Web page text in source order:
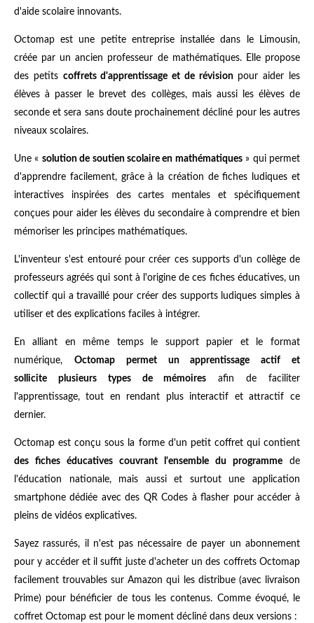
d'aide scolaire innovants.
Octomap est une petite entreprise installée dans le Limousin,
créée par un ancien professeur de mathématiques. Elle propose
des petits coffrets d'apprentissage et de révisionpour aider les
élèves à passer le brevet des collèges, mais aussi les élèves de
seconde et sera sans doute prochainement décliné pour les autres
niveaux scolaires.
Une « solution de soutien scolaire en mathématiques» qui permet
d'apprendre facilement, grâce à la création de fiches ludiques et
interactives inspirées des cartes mentales et spécifiquement
conçues pour aider les élèves du secondaire à comprendre et bien
mémoriser les principes mathématiques.
L'inventeur s'est entouré pour créer ces supports d'un collège de
professeurs agréés qui sont à l'origine de ces fiches éducatives, un
collectif qui a travaillé pour créer des supports ludiques simples à
utiliser et des explications faciles à intégrer.
En alliant en même temps le support papier et le format
numérique, Octomap permet un apprentissage actif et
sollicite plusieurs types de mémoires afin de faciliter
l'apprentissage, tout en rendant plus interactif et attractif ce
dernier.
Octomap est conçu sous la forme d'un petit coffret qui contient
des fiches éducatives couvrant l'ensemble du programme de
l'éducation nationale, mais aussi et surtout une application
smartphone dédiée avec des QR Codes à flasher pour accéder à
pleins de vidéos explicatives.
Sayez rassurés, il n'est pas nécessaire de payer un abonnement
pour y accéder et il suffit juste d'acheter un des coffrets Octomap
facilement trouvables sur Amazon qui les distribue (avec livraison
Prime) pour bénéficier de tous les contenus. Comme évoqué, le
coffret Octomap est pour le moment décliné dans deux versions :